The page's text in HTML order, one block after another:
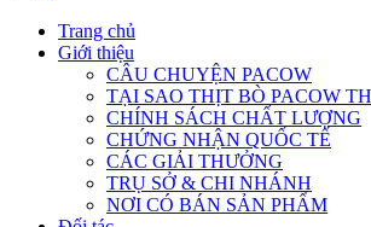
Trang chủ
Giới thiệu
CÂU CHUYỆN PACOW
TẠI SAO THỊT BÒ PACOW
CHÍNH SÁCH CHẤT LƯỢNG
CHỨNG NHẬN QUỐC TẾ
CÁC GIẢI THƯỞNG
TRỤ SỞ & CHI NHÁNH
NƠI CÓ BÁN SẢN PHẨM